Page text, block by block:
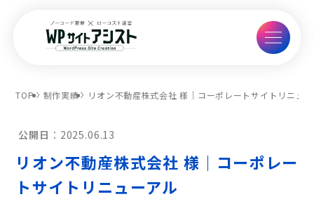
TOP 制作実績 リオン不動産株式会社 様｜コーポレートサイトリニュ
公開日： 2025.06.13
リオン不動産株式会社 様｜コーポレー
トサイトリニューアル